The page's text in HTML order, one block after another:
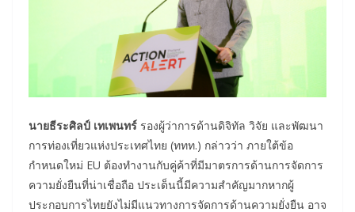
นายธีระศิลป์ เทเพนทร์ รองผู้ว่าการด้านดิจิทัล วิจัย และพัฒนา
การท่องเที่ยวแห่งประเทศไทย (ททท.) กล่าวว่า ภายใต้ข้อ
กำหนดใหม่ EU ต้องทำงานกับคู่ค้าที่มีมาตรการด้านการจัดการ
ความยั่งยืนที่น่าเชื่อถือ ประเด็นนี้มีความสำคัญมากหากผู้
ประกอบการไทยยังไม่มีแนวทางการจัดการด้านความยั่งยืน อาจ